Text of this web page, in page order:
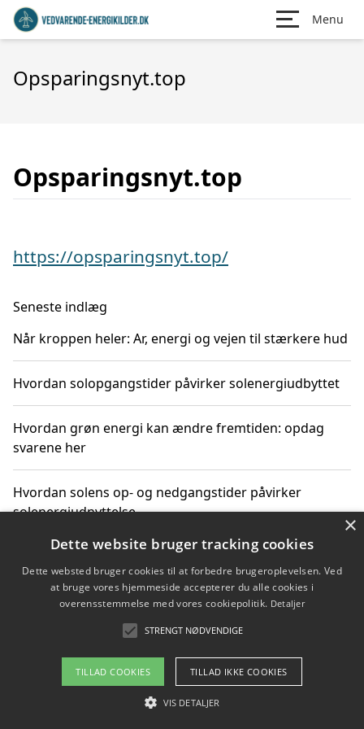
Menu
Opsparingsnyt.top
Opsparingsnyt.top
https://opsparingsnyt.top/
Seneste indlæg
Når kroppen heler: Ar, energi og vejen til stærkere hud
Hvordan solopgangstider påvirker solenergiudbyttet
Hvordan grøn energi kan ændre fremtiden: opdag
svarene her
Hvordan solens op- og nedgangstider påvirker
solenergiudnyttelse
Hvordan du får svar på energispørgsmål om
vedvarende energikilder
Om / kontakt
Blog Betingelser
×
Dette website bruger tracking cookies
Dette websted bruger cookies til at forbedre brugeroplevelsen. Ved
at bruge vores hjemmeside accepterer du alle cookies i
overensstemmelse med vores cookiepolitik. Detaljer
STRENGT NØDVENDIGE
TILLAD COOKIES TILLAD IKKE COOKIES
VIS DETALJER